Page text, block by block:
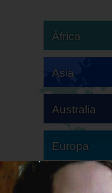
África
Asia
Australia
Europa
Sudamérica